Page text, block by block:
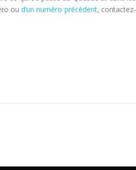
oud’un numéro précédent, contactez-